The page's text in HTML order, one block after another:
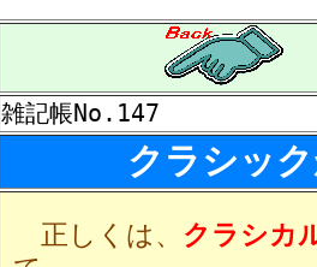
雑記帳No.147
クラシッ
正しくは、 クラシカ